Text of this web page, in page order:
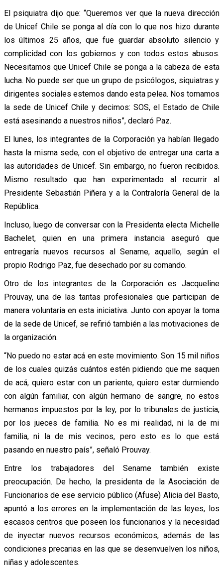
El psiquiatra dijo que: “Queremos ver que la nueva dirección
de Unicef Chile se ponga al día con lo que nos hizo durante
los últimos 25 años, que fue guardar absoluto silencio y
complicidad con los gobiernos y con todos estos abusos.
Necesitamos que Unicef Chile se ponga a la cabeza de esta
lucha. No puede ser que un grupo de psicólogos, siquiatras y
dirigentes sociales estemos dando esta pelea. Nos tomamos
la sede de Unicef Chile y decimos: SOS, el Estado de Chile
está asesinando a nuestros niños”, declaró Paz.
El lunes, los integrantes de la Corporación ya habían llegado
hasta la misma sede, con el objetivo de entregar una carta a
las autoridades de Unicef. Sin embargo, no fueron recibidos.
Mismo resultado que han experimentado al recurrir al
Presidente Sebastián Piñera y a la Contraloría General de la
República.
Incluso, luego de conversar con la Presidenta electa Michelle
Bachelet, quien en una primera instancia aseguró que
entregaría nuevos recursos al Sename, aquello, según el
propio Rodrigo Paz, fue desechado por su comando.
Otro de los integrantes de la Corporación es Jacqueline
Prouvay, una de las tantas profesionales que participan de
manera voluntaria en esta iniciativa. Junto con apoyar la toma
de la sede de Unicef, se refirió también a las motivaciones de
la organización.
“No puedo no estar acá en este movimiento. Son 15 mil niños
de los cuales quizás cuántos estén pidiendo que me saquen
de acá, quiero estar con un pariente, quiero estar durmiendo
con algún familiar, con algún hermano de sangre, no estos
hermanos impuestos por la ley, por lo tribunales de justicia,
por los jueces de familia. No es mi realidad, ni la de mi
familia, ni la de mis vecinos, pero esto es lo que está
pasando en nuestro país”, señaló Prouvay.
Entre los trabajadores del Sename también existe
preocupación. De hecho, la presidenta de la Asociación de
Funcionarios de ese servicio público (Afuse) Alicia del Basto,
apuntó a los errores en la implementación de las leyes, los
escasos centros que poseen los funcionarios y la necesidad
de inyectar nuevos recursos económicos, además de las
condiciones precarias en las que se desenvuelven los niños,
niñas y adolescentes.